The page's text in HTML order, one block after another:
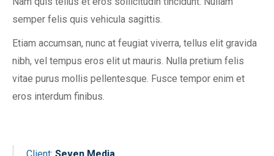
semper felis quis vehicula sagittis.
Etiam accumsan, nunc at feugiat viverra, tellus elit gravida
nibh, vel tempus eros elit ut mauris. Nulla pretium felis
vitae purus mollis pellentesque. Fusce tempor enim et
eros interdum finibus.